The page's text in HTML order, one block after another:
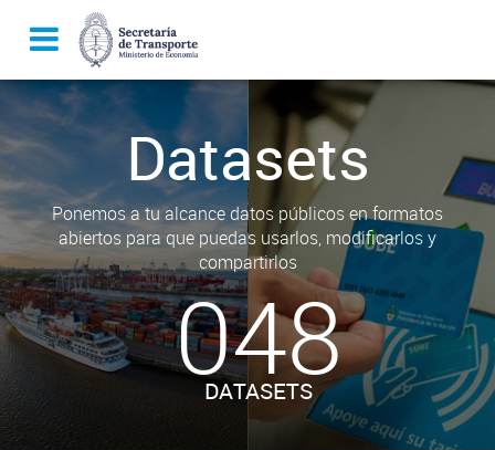
Datasets
Ponemos a tu alcance datos públicos en formatos
abiertos para que puedas usarlos, modificarlos y
compartirlos
048
DATASETS